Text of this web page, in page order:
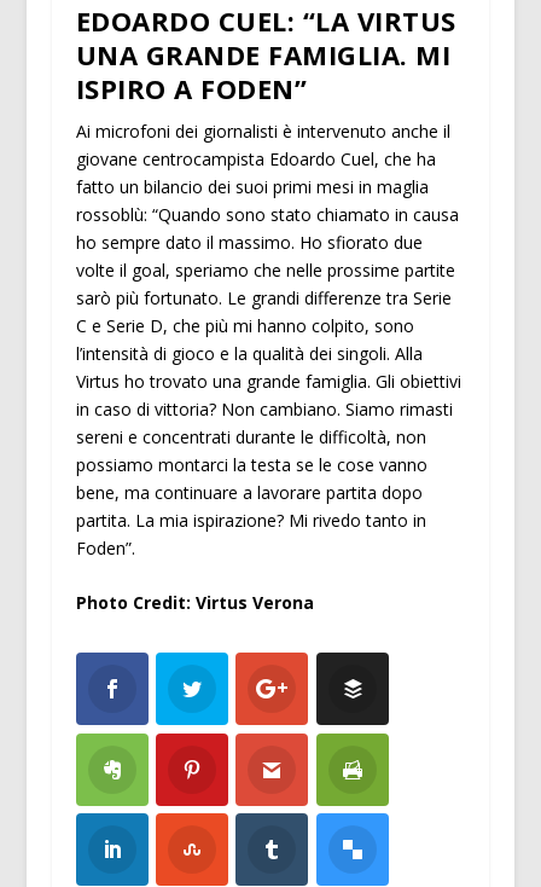
EDOARDO CUEL: “LA VIRTUS
UNA GRANDE FAMIGLIA. MI
ISPIRO A FODEN”
Ai microfoni dei giornalisti è intervenuto anche il
giovane centrocampista Edoardo Cuel, che ha
fatto un bilancio dei suoi primi mesi in maglia
rossoblù: “Quando sono stato chiamato in causa
ho sempre dato il massimo. Ho sfiorato due
volte il goal, speriamo che nelle prossime partite
sarò più fortunato. Le grandi differenze tra Serie
C e Serie D, che più mi hanno colpito, sono
l’intensità di gioco e la qualità dei singoli. Alla
Virtus ho trovato una grande famiglia. Gli obiettivi
in caso di vittoria? Non cambiano. Siamo rimasti
sereni e concentrati durante le difficoltà, non
possiamo montarci la testa se le cose vanno
bene, ma continuare a lavorare partita dopo
partita. La mia ispirazione? Mi rivedo tanto in
Foden”.
Photo Credit: Virtus Verona